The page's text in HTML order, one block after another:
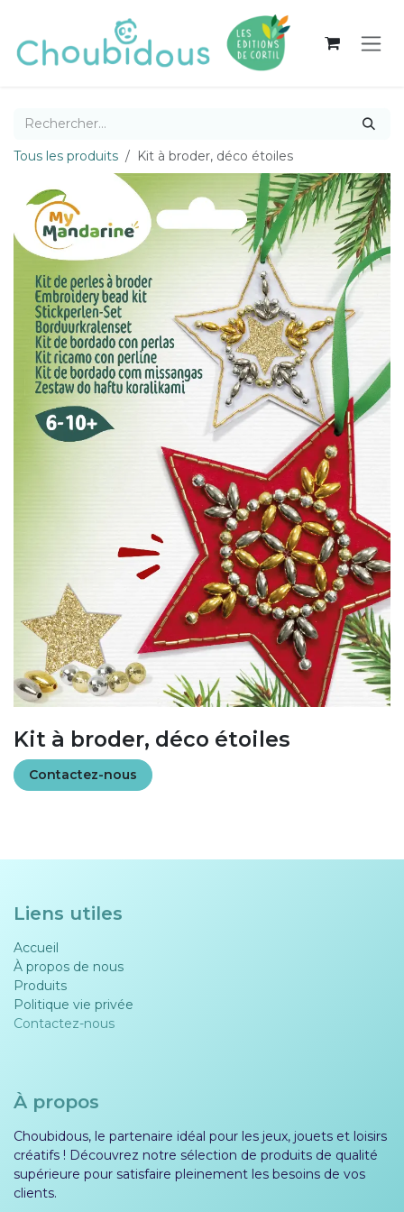
Tous les produits Kit à broder, déco étoiles
Kit à broder, déco étoiles
Contactez-nous
Liens utiles
Accueil
À propos de nous
Produits
Politique vie privée​​
Contactez-nous
À propos
Choubidous, le partenaire idéal pour les jeux, jouets et loisirs
créatifs ! Découvrez notre sélection de produits de qualité
supérieure pour satisfaire pleinement les besoins de vos
clients.